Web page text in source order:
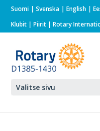
Suomi Svenska English
Klubit |Piirit |Rotary
Valitse sivu